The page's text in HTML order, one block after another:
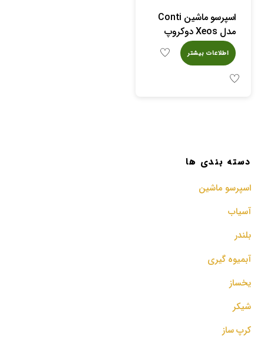
اسپرسو ماشین Conti
مدل Xeos دوکروپ
اطلاعات بیشتر
دسته بندی ها
اسپرسو‌ ماشین
آسیاب
بلندر
آبمیوه گیری
یخساز
شیکر
کرپ ساز